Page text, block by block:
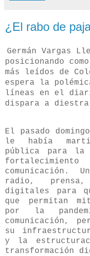
¿El rabo de
Germán Vargas
posicionando
más leídos de
espera la
líneas en el
dispara a
El pasado
le había
pública para la
comunicación.
radio,
digitales para
que permitan
por la
comunicación,
su
y la
transformación